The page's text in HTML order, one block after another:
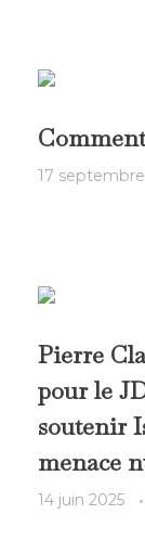
17
Pierre
pour le
soutenir
menace
14 juin 2025